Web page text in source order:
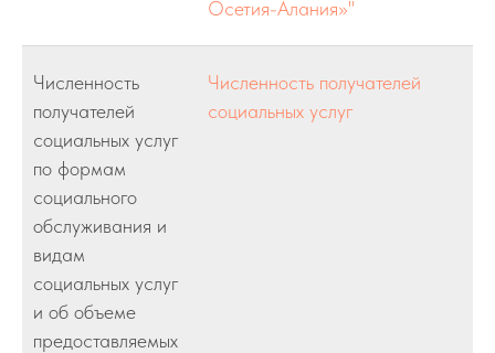
Осетия-Алания»"
Численность
получателей
социальных услуг
по формам
социального
обслуживания и
видам
социальных услуг
и об объеме
предоставляемых
Численность получателей
социальных услуг